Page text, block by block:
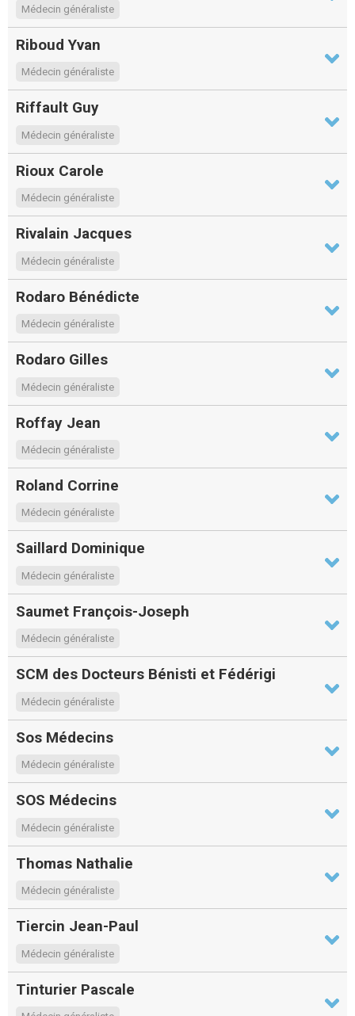
Médecin généraliste
Riboud Yvan
Médecin généraliste
Riffault Guy
Médecin généraliste
Rioux Carole
Médecin généraliste
Rivalain Jacques
Médecin généraliste
Rodaro Bénédicte
Médecin généraliste
Rodaro Gilles
Médecin généraliste
Roffay Jean
Médecin généraliste
Roland Corrine
Médecin généraliste
Saillard Dominique
Médecin généraliste
Saumet François-Joseph
Médecin généraliste
SCM des Docteurs Bénisti et Fédérigi
Médecin généraliste
Sos Médecins
Médecin généraliste
SOS Médecins
Médecin généraliste
Thomas Nathalie
Médecin généraliste
Tiercin Jean-Paul
Médecin généraliste
Tinturier Pascale